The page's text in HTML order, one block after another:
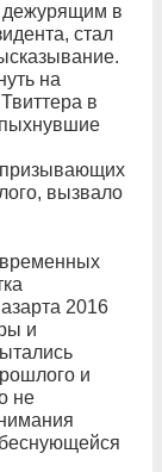
дежурящим в
стал
на
в
призывающих
вызвало
2016
и
и
не